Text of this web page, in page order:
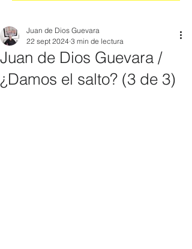
Juan de Dios Guevara /
¿Damos el salto? (3 de 3)
Juan de Dios Guevara
22 sept 2024 3 min de lectura